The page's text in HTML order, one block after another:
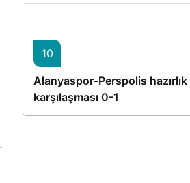
10
Alanyaspor-Perspolis hazırlık
karşılaşması 0-1